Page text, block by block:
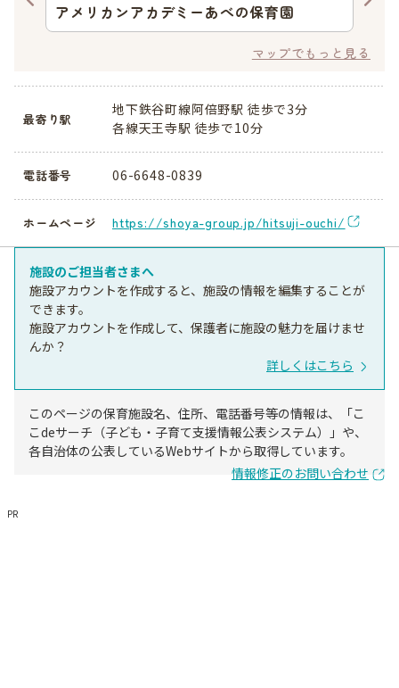
アメリカンアカデミーあべの保育園
マップでもっと見る
最寄り駅
地下鉄谷町線阿倍野駅 徒歩で3分
各線天王寺駅 徒歩で10分
電話番号 06-6648-0839
ホームページ https://shoya-group.jp/hitsuji-ouchi/
施設のご担当者さまへ
施設アカウントを作成すると、施設の情報を編集することが
できます。
施設アカウントを作成して、保護者に施設の魅力を届けませ
んか？
詳しくはこちら
このページの保育施設名、住所、電話番号等の情報は、「こ
こdeサーチ（子ども・子育て支援情報公表システム）」や、
各自治体の公表しているWebサイトから取得しています。
情報修正のお問い合わせ
PR